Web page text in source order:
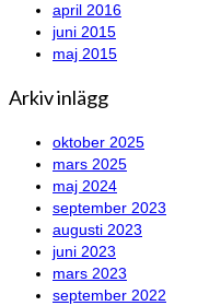
april 2016
juni 2015
maj 2015
Arkiv inlägg
oktober 2025
mars 2025
maj 2024
september 2023
augusti 2023
juni 2023
mars 2023
september 2022